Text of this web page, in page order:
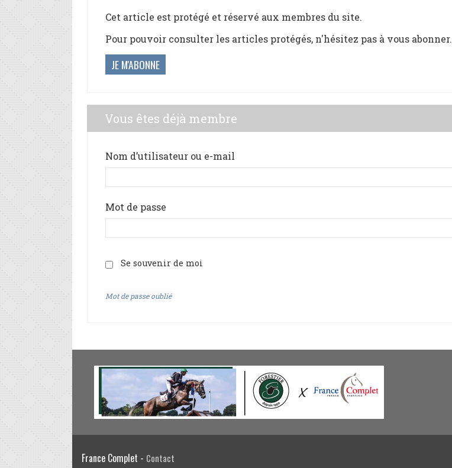
Cet article est protégé et réservé aux membres du site.
Pour pouvoir consulter les articles protégés, n'hésitez pas à vous abonner.
JE M'ABONNE
Vous êtes déjà membre
Nom d’utilisateur ou e-mail
Mot de passe
Se souvenir de moi
Mot de passe oublié
France Complet - Contact